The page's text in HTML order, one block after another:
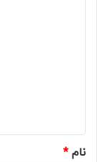
نام*